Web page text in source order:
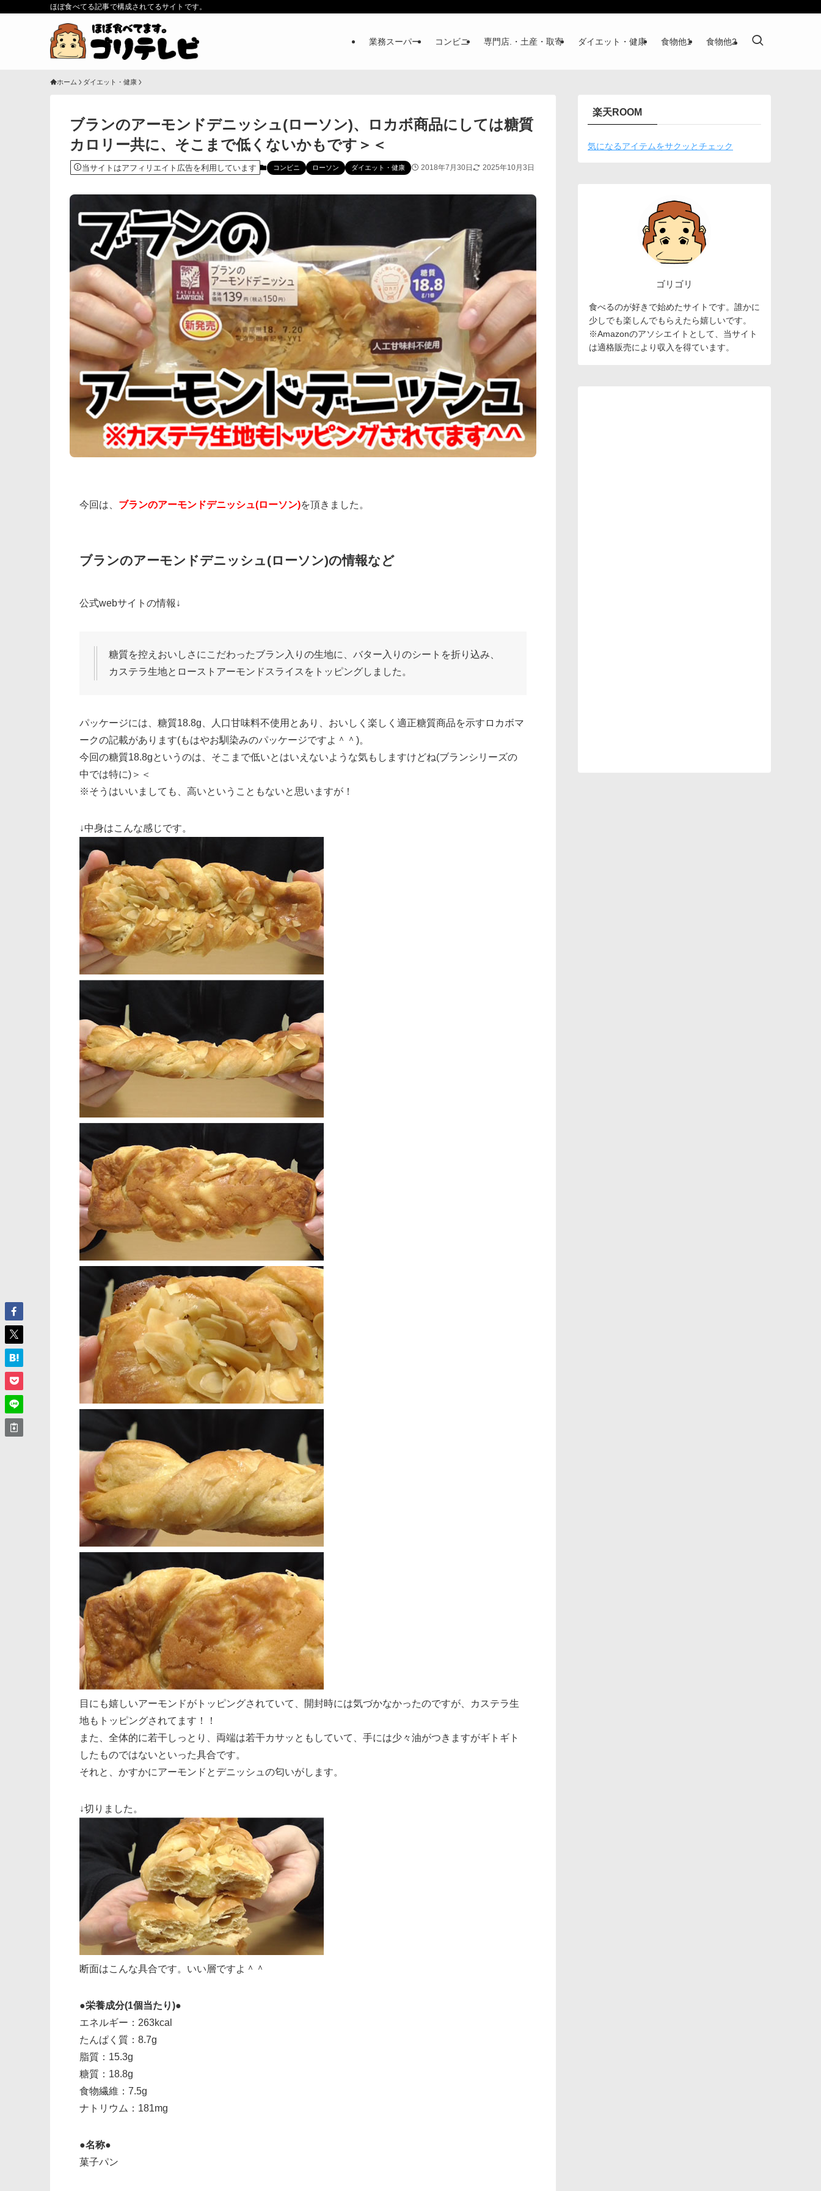
ほぼ食べてる記事で構成されてるサイトです。
業務スーパー コンビニ 専門店.・土産・取寄 ダイエット・健康 食物他1 食物他2
ホーム ダイエット・健康
ブランのアーモンドデニッシュ(ローソン)、ロカボ商品にしては糖質
カロリー共に、そこまで低くないかもです＞＜
当サイトはアフィリエイト広告を利用しています コンビニ ローソン ダイエット・健康 2018年7月30日 2025年10月3日
今回は、 ブランのアーモンドデニッシュ(ローソン)を頂きました。
ブランのアーモンドデニッシュ(ローソン)の情報など
公式webサイトの情報↓
糖質を控えおいしさにこだわったブラン入りの生地に、バター入りのシートを折り込み、
カステラ生地とローストアーモンドスライスをトッピングしました。
パッケージには、糖質18.8g、人口甘味料不使用とあり、おいしく楽しく適正糖質商品を示すロカボマ
ークの記載があります(もはやお馴染みのパッケージですよ＾＾)。
今回の糖質18.8gというのは、そこまで低いとはいえないような気もしますけどね(ブランシリーズの
中では特に)＞＜
※そうはいいましても、高いということもないと思いますが！
↓中身はこんな感じです。
目にも嬉しいアーモンドがトッピングされていて、開封時には気づかなかったのですが、カステラ生
地もトッピングされてます！！
また、全体的に若干しっとり、両端は若干カサッともしていて、手には少々油がつきますがギトギト
したものではないといった具合です。
それと、かすかにアーモンドとデニッシュの匂いがします。
↓切りました。
断面はこんな具合です。いい層ですよ＾＾
●栄養成分(1個当たり)●
エネルギー：263kcal
たんぱく質：8.7g
脂質：15.3g
糖質：18.8g
食物繊維：7.5g
ナトリウム：181mg
●名称●
菓子パン
楽天ROOM
気になるアイテムをサクッとチェック
ゴリゴリ
食べるのが好きで始めたサイトです。誰かに
少しでも楽しんでもらえたら嬉しいです。
※Amazonのアソシエイトとして、当サイト
は適格販売により収入を得ています。